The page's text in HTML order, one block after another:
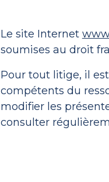
Le site Internet
soumises au droit
Pour tout litige, il
compétents du
modifier les
consulter